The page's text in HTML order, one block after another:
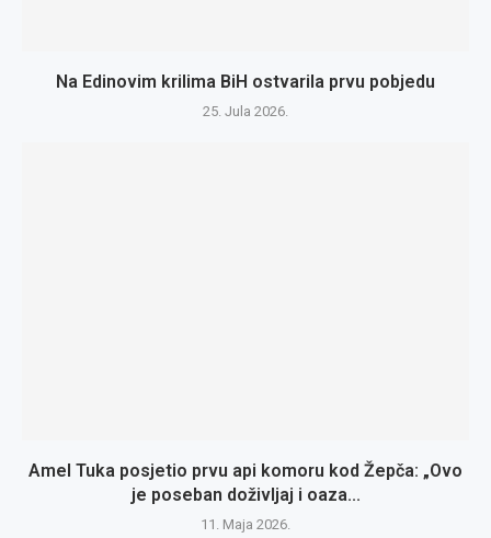
Na Edinovim krilima BiH ostvarila prvu pobjedu
25. Jula 2026.
Amel Tuka posjetio prvu api komoru kod Žepča: „Ovo
je poseban doživljaj i oaza...
11. Maja 2026.